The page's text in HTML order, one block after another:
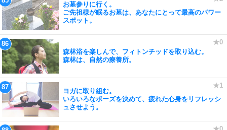
お墓参りに行く。
ご先祖様が眠るお墓は、あなたにとって最高のパワー
スポット。
森林浴を楽しんで、フィトンチッドを取り込む。
森林は、自然の療養所。
ヨガに取り組む。
いろいろなポーズを決めて、疲れた心身をリフレッシ
ュさせよう。